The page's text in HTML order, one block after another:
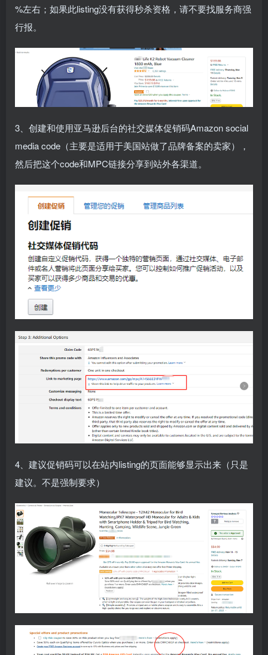
%左右；如果此listing没有获得秒杀资格，请不要找服务商强
行报。
3、创建和使用亚马逊后台的社交媒体促销码Amazon social
media code（主要是适用于美国站做了品牌备案的卖家），
然后把这个code和MPC链接分享到站外各渠道。
4、建议促销码可以在站内listing的页面能够显示出来（只是
建议。不是强制要求）